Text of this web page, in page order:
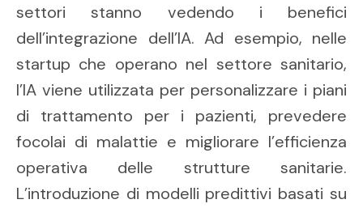
settori stanno vedendo i benefici
dell’integrazione dell’IA. Ad esempio, nelle
startup che operano nel settore sanitario,
l’IA viene utilizzata per personalizzare i piani
di trattamento per i pazienti, prevedere
focolai di malattie e migliorare l’efficienza
operativa delle strutture sanitarie.
L’introduzione di modelli predittivi basati su